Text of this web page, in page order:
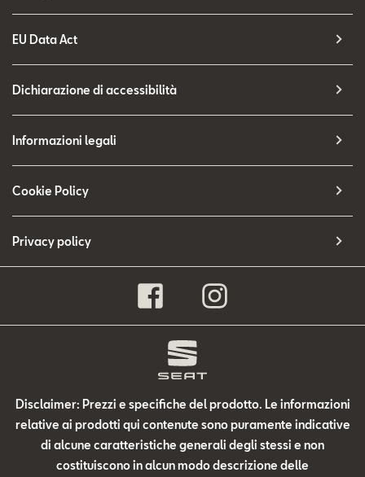
EU Data Act
Dichiarazione di accessibilità
Informazioni legali
Cookie Policy
Privacy policy
Disclaimer: Prezzi e specifiche del prodotto. Le informazioni
relative ai prodotti qui contenute sono puramente indicative
di alcune caratteristiche generali degli stessi e non
costituiscono in alcun modo descrizione delle